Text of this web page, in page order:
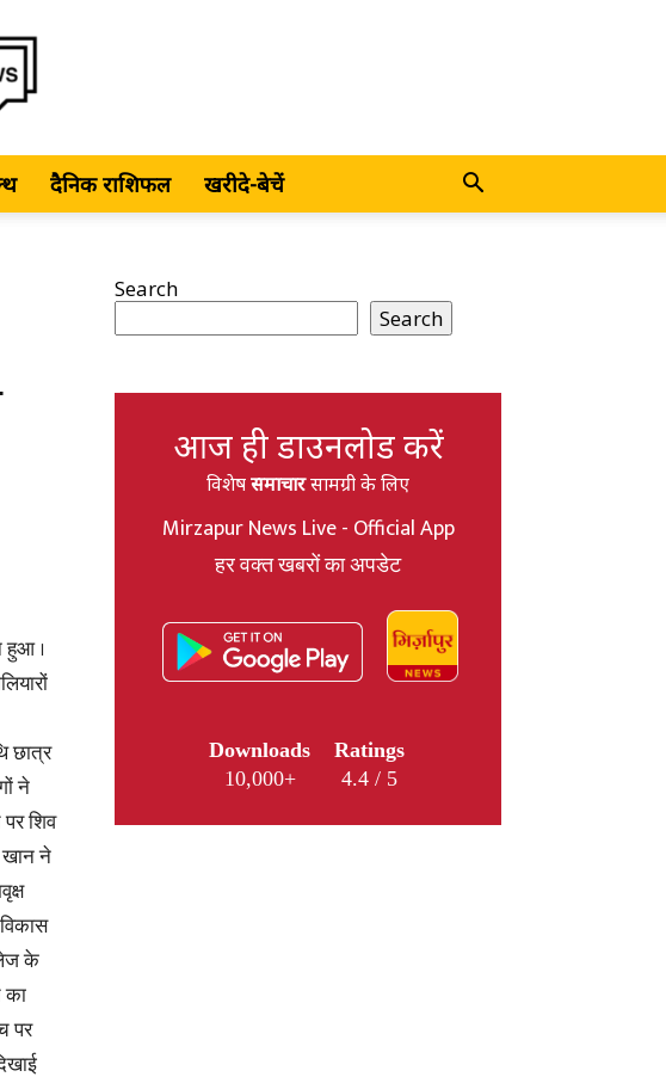
दैनिक राशिफल खरीदे-बेचें
हुआ ।
छात्र
ने
शिव
खान ने
के
का
पर
Search
Search
आज ही डाउनलोड करें
विशेषसमाचारसामग्री के लिए
Mirzapur News Live - Official App
हर वक्त खबरों का अपडेट
Downloads
10,000+
Ratings
4.4 / 5